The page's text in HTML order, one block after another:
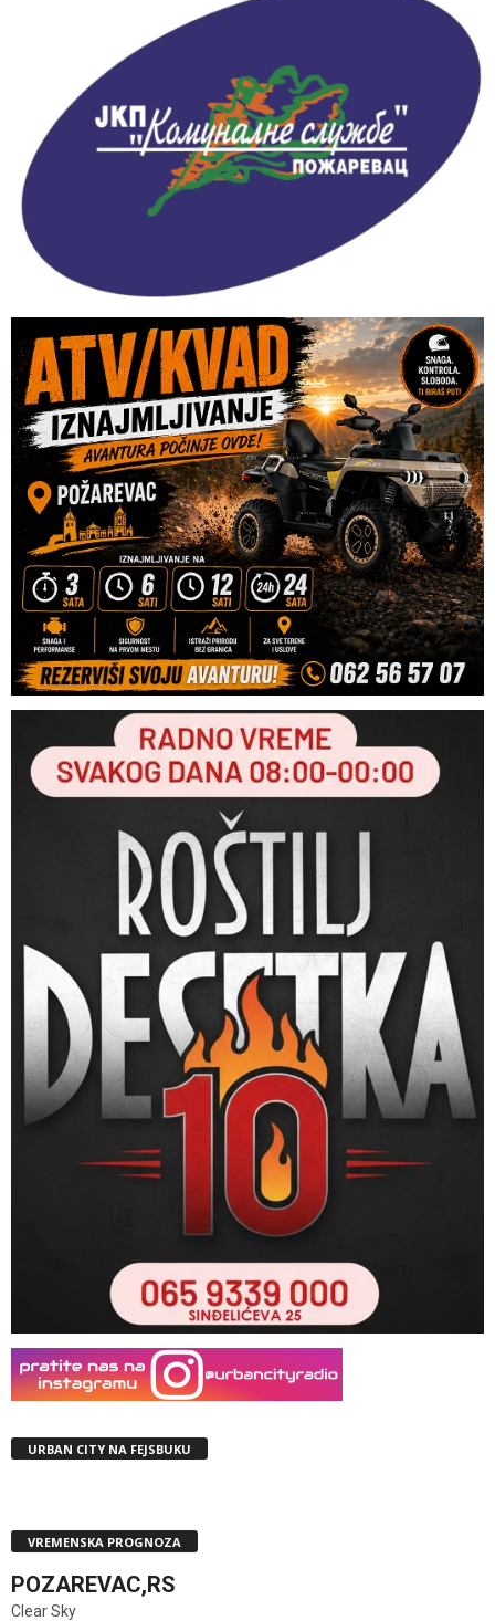
URBAN CITY NA FEJSBUKU
VREMENSKA PROGNOZA
POZAREVAC,RS
Clear Sky